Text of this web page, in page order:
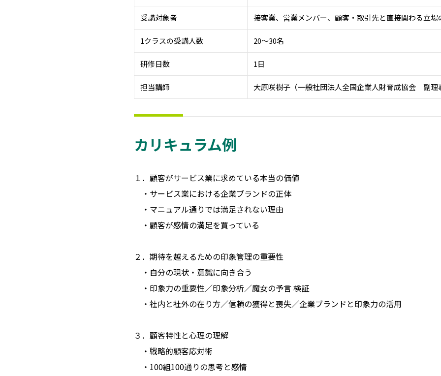
受講対象者 接客業、営業メンバー、顧客・取引先と直接関わる立場
1クラスの受講人数 20～30名
研修日数 1日
担当講師 大原咲樹子（一般社団法人全国企業人財育成協会 副理
カリキュラム例
１．顧客がサービス業に求めている本当の価値
・サービス業における企業ブランドの正体
・マニュアル通りでは満足されない理由
・顧客が感情の満足を買っている
２．期待を越えるための印象管理の重要性
・自分の現状・意識に向き合う
・印象力の重要性／印象分析／魔女の予言 検証
・社内と社外の在り方／信頼の獲得と喪失／企業ブランドと印象力の活用
３．顧客特性と心理の理解
・戦略的顧客応対術
・100組100通りの思考と感情